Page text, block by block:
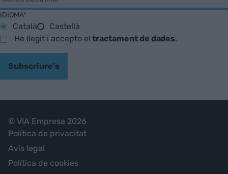
IDIOMA*
Català
Castellà
He llegit i accepto eltractament de dades.
Subscriure's
© VIA Empresa 2026
Política de privacitat
Avís legal
Política de cookies